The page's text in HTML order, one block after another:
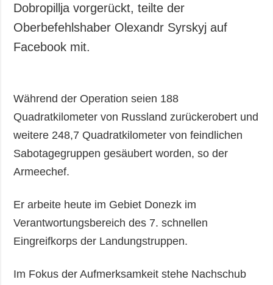
Dobropillja vorgerückt, teilte der
Oberbefehlshaber Olexandr Syrskyj auf
Facebook mit.
Während der Operation seien 188
Quadratkilometer von Russland zurückerobert und
weitere 248,7 Quadratkilometer von feindlichen
Sabotagegruppen gesäubert worden, so der
Armeechef.
Er arbeite heute im Gebiet Donezk im
Verantwortungsbereich des 7. schnellen
Eingreifkorps der Landungstruppen.
Im Fokus der Aufmerksamkeit stehe Nachschub